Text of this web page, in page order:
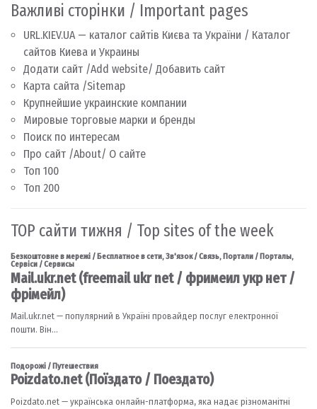
Важливі сторінки / Important pages
URL.KIEV.UA — каталог сайтів Києва та України / Каталог
сайтов Киева и Украины
Додати сайт /Add website/ Добавить сайт
Карта сайта /Sitemap
Крупнейшие украинские компании
Мировые торговые марки и бренды
Поиск по интересам
Про сайт /About/ О сайте
Топ 100
Топ 200
TOP сайти тижня / Top sites of the week